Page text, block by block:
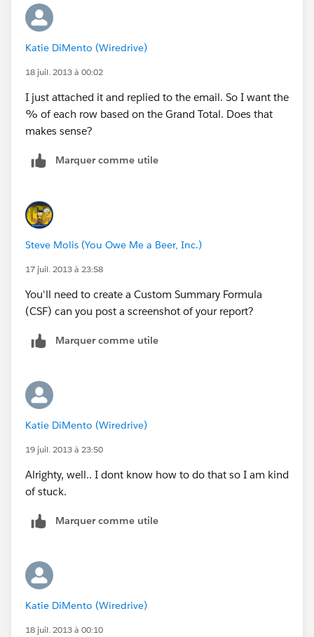
Katie DiMento (Wiredrive)
18 juil. 2013 à 00:02
I just attached it and replied to the email. So I want the
% of each row based on the Grand Total. Does that
makes sense?
Marquer comme utile
Steve Molis (You Owe Me a Beer, Inc.)
17 juil. 2013 à 23:58
You'll need to create a Custom Summary Formula
(CSF) can you post a screenshot of your report?
Marquer comme utile
Katie DiMento (Wiredrive)
19 juil. 2013 à 23:50
Alrighty, well.. I dont know how to do that so I am kind
of stuck.
Marquer comme utile
Katie DiMento (Wiredrive)
18 juil. 2013 à 00:10